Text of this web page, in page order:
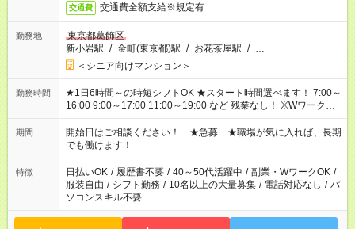
交通費 交通費全額支給※規定有
勤務地
東京都葛飾区
新小岩駅 / 金町(東京都)駅 / お花茶屋駅 / …
＜シニア向けマンション＞
勤務時間
★1日6時間～の時短シフトOK ★スタート時間選べます！ 7:00～
16:00 9:00～17:00 11:00～19:00 など 残業なし！ ※Wワークの
場合、他のお仕事と合わせ週40時間超の就業はご案内できませ
ん ※法令に基づき、週20時間以上勤務は社会保険への加入対象
となります ※労働者派遣法（日雇い派遣の原則禁止）により、
短時間・短期間の就業はご案内が難しい場合があります
期間
開始日はご相談ください！ ★急募 ★職場が気に入れば、長期
でも働けます！
特徴 日払いOK / 履歴書不要 / 40～50代活躍中 / 副業・WワークOK /
服装自由 / シフト勤務 / 10名以上の大量募集 / 電話対応なし / パ
ソコンスキル不要